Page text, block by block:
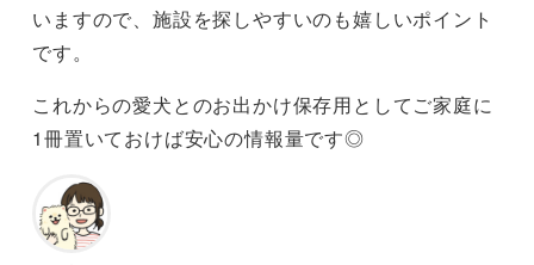
いますので、施設を探しやすいのも嬉しいポイント
です。
これからの愛犬とのお出かけ保存用としてご家庭に
1冊置いておけば安心の情報量です◎